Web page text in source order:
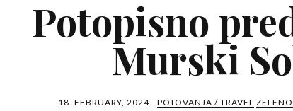
Potopisno
Murski
18. FEBRUARY, 2024 POTOVANJA / TRAVEL